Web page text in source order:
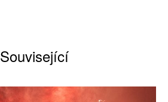
Související